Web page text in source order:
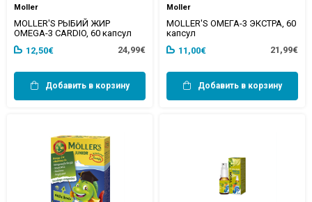
Moller
MOLLER'S РЫБИЙ ЖИР
OMEGA-3 CARDIO, 60 капсул
12,50€
24,99€
Добавить в корзину
Moller
MOLLER'S ОМЕГА-3 ЭКСТРА, 60
капсул
11,00€
21,99€
Добавить в корзину